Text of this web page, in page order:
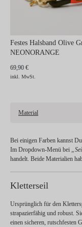
Festes Halsband Olive
NEONORANGE
69,90 €
inkl. MwSt.
Material
Bei einigen Farben kannst
Im Dropdown-Menü bei
handelt. Beide Materialien
Kletterseil
Ursprünglich für den
strapazierfähig und robust.
einen sicheren, rutschfesten